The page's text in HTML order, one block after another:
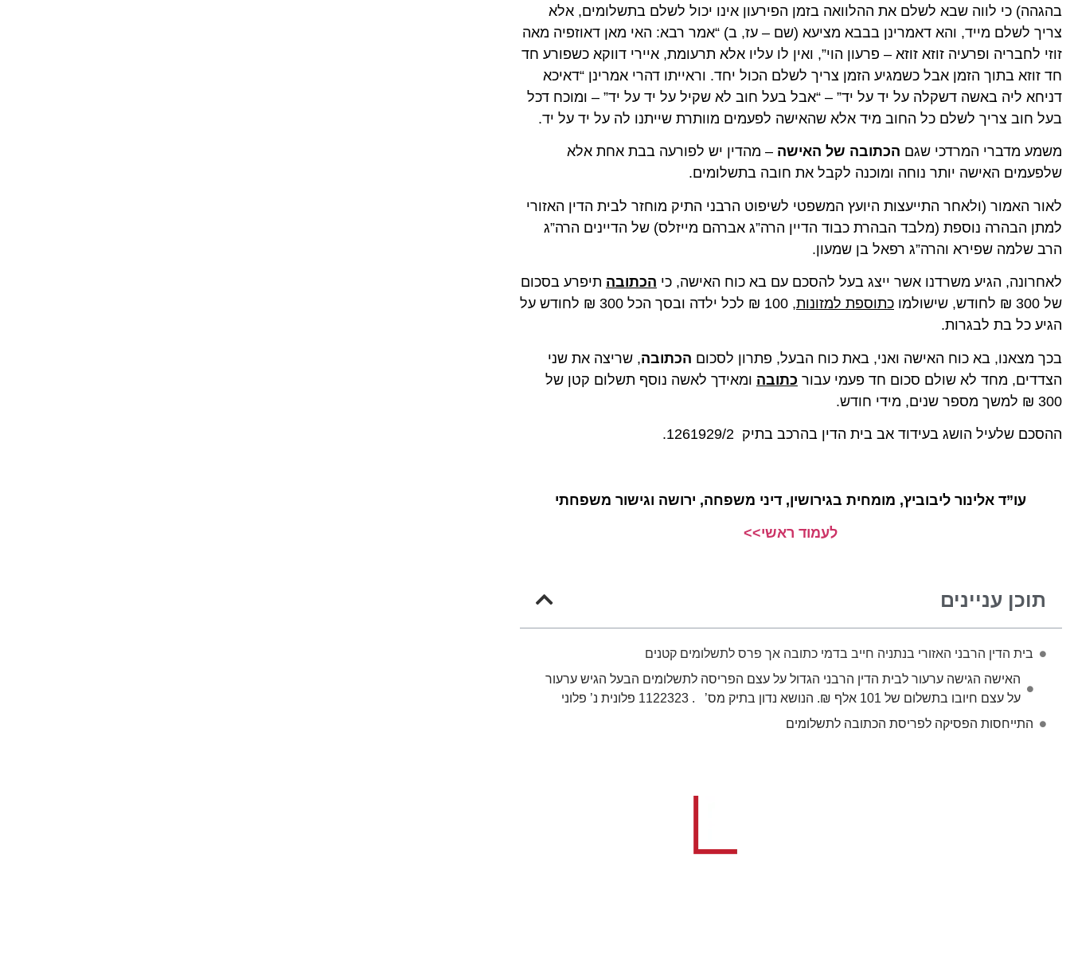
בהגהה) כי לווה שבא לשלם את ההלוואה בזמן הפירעון אינו יכול לשלם בתשלומים, אלא
צריך לשלם מייד, והא דאמרינן בבבא מציעא (שם – עז, ב) “אמר רבא: האי מאן דאוזפיה מאה
זוזי לחבריה ופרעיה זוזא זוזא – פרעון הוי”, ואין לו עליו אלא תרעומת, איירי דווקא כשפורע חד
חד זוזא בתוך הזמן אבל כשמגיע הזמן צריך לשלם הכול יחד. וראייתו דהרי אמרינן “דאיכא
דניחא ליה באשה דשקלה על יד על יד” – “אבל בעל חוב לא שקיל על יד על יד” – ומוכח דכל
בעל חוב צריך לשלם כל החוב מיד אלא שהאישה לפעמים מוותרת שייתנו לה על יד על יד.
משמע מדברי המרדכי שגם הכתובה של האישה – מהדין יש לפורעה בבת אחת אלא
שלפעמים האישה יותר נוחה ומוכנה לקבל את חובה בתשלומים.
לאור האמור (ולאחר התייעצות היועץ המשפטי לשיפוט הרבני התיק מוחזר לבית הדין האזורי
למתן הבהרה נוספת (מלבד הבהרת כבוד הדיין הרה”ג אברהם מייזלס) של הדיינים הרה”ג
הרב שלמה שפירא והרה”ג רפאל בן שמעון.
לאחרונה, הגיע משרדנו אשר ייצג בעל להסכם עם בא כוח האישה, כי הכתובה תיפרע בסכום
של 300 ₪ לחודש, שישולמו
כתוספת למזונות
, 100 ₪ לכל ילדה ובסך הכל 300 ₪ לחודש על
הגיע כל בת לבגרות.
בכך מצאנו, בא כוח האישה ואני, באת כוח הבעל, פתרון לסכום הכתובה, שריצה את שני
הצדדים, מחד לא שולם סכום חד פעמי עבור כתובה ומאידך לאשה נוסף תשלום קטן של
300 ₪ למשך מספר שנים, מידי חודש.
ההסכם שלעיל הושג בעידוד אב בית הדין בהרכב בתיק 1261929/2.
עו”ד אלינור ליבוביץ, מומחית בגירושין, דיני משפחה, ירושה וגישור משפחתי
לעמוד ראשי>>
תוכן עניינים
בית הדין הרבני האזורי בנתניה חייב בדמי כתובה אך פרס לתשלומים קטנים
האישה הגישה ערעור לבית הדין הרבני הגדול על עצם הפריסה לתשלומים הבעל הגיש ערעור
על עצם חיובו בתשלום של 101 אלף ₪. הנושא נדון בתיק מס’ . 1122323 פלונית נ’ פלוני
התייחסות הפסיקה לפריסת הכתובה לתשלומים